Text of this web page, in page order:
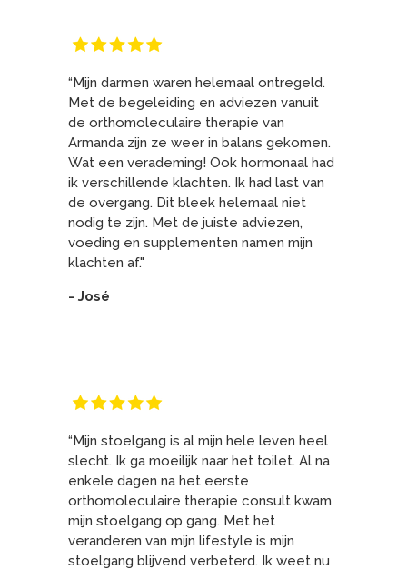
“Mijn darmen waren helemaal ontregeld.
Met de begeleiding en adviezen vanuit
de orthomoleculaire therapie van
Armanda zijn ze weer in balans gekomen.
Wat een verademing! Ook hormonaal had
ik verschillende klachten. Ik had last van
de overgang. Dit bleek helemaal niet
nodig te zijn. Met de juiste adviezen,
voeding en supplementen namen mijn
klachten af."
- José
“Mijn stoelgang is al mijn hele leven heel
slecht. Ik ga moeilijk naar het toilet. Al na
enkele dagen na het eerste
orthomoleculaire therapie consult kwam
mijn stoelgang op gang. Met het
veranderen van mijn lifestyle is mijn
stoelgang blijvend verbeterd. Ik weet nu